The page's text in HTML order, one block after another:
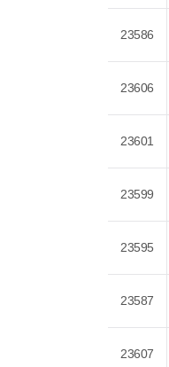
23586
23606
23601
23599
23595
23587
23607